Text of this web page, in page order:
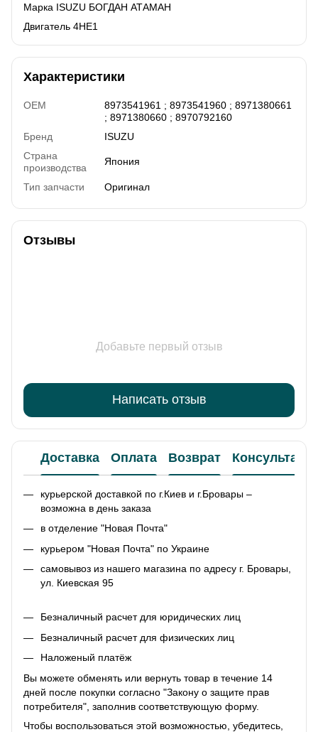
Марка ISUZU БОГДАН АТАМАН
Двигатель 4HЕ1
Характеристики
OEM
8973541961 ; 8973541960 ; 8971380661
; 8971380660 ; 8970792160
Бренд
ISUZU
Страна
производства
Япония
Тип запчасти Оригинал
Отзывы
Добавьте первый отзыв
Написать отзыв
Доставка Оплата Возврат
курьерской доставкой по г.Киев и г.Бровары –
возможна в день заказа
в отделение "Новая Почта"
курьером "Новая Почта" по Украине
самовывоз из нашего магазина по адресу г. Бровары,
ул. Киевская 95
Безналичный расчет для юридических лиц
Безналичный расчет для физических лиц
Наложеный платёж
Вы можете обменять или вернуть товар в течение 14
дней после покупки согласно "Закону о защите прав
потребителя", заполнив соответствующую форму.
Чтобы воспользоваться этой возможностью, убедитесь,